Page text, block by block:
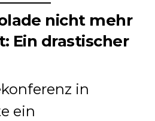
nicht mehr
Ein drastischer
in
ein